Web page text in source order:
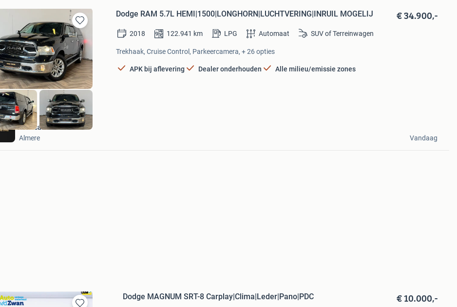
Bewaren
in
Mijn
Favorieten
Dodge RAM 5.7L HEMI|1500|LONGHORN|LUCHTVERING|INRUIL MOGELIJ € 34.900,-
2018 122.941 km LPG Automaat SUV of Terreinwagen
Trekhaak, Cruise Control, Parkeercamera, + 26 opties
APK bij aflevering Dealer onderhouden Alle milieu/emissie zones
LME cars
Almere
Vandaag
Dodge MAGNUM SRT-8 Carplay|Clima|Leder|Pano|PDC € 10.000,-